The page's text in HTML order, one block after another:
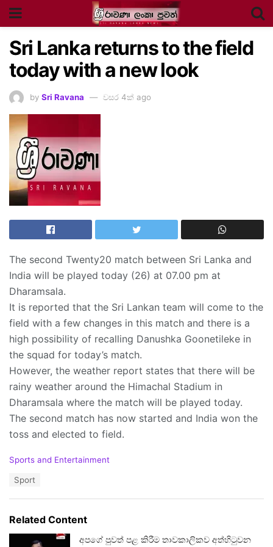
Sri Lanka returns to the field
today with a new look
by Sri Ravana වසර 4ක් ago
The second Twenty20 match between Sri Lanka and
India will be played today (26) at 07.00 pm at
Dharamsala.
It is reported that the Sri Lankan team will come to the
field with a few changes in this match and there is a
high possibility of recalling Danushka Goonetileke in
the squad for today’s match.
However, the weather report states that there will be
rainy weather around the Himachal Stadium in
Dharamsala where the match will be played today.
The second match has now started and India won the
toss and elected to field.
C
o
r
i
Sports and Entertainment
:
Sport
Related Content
අපගේ පුවත් පළ කිරීම තාවකාලිකව අත්හිටුවන